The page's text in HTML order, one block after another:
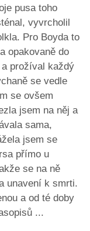
pusa toho
vyvrcholil
Pro Boyda to
opakovaně do
prožíval každý
se vedle
se ovšem
jsem na něj a
sama,
jsem se
přímo u
se na ně
unavení k smrti.
a od té doby
...